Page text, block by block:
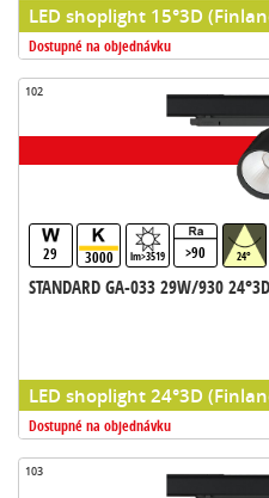
LED shoplight 15°3D
Dostupné na objednávku
102
29 3000 lm>3519 >90 24°
STANDARD GA-033 29W/930 24°3D
LED shoplight 24°3D
Dostupné na objednávku
103